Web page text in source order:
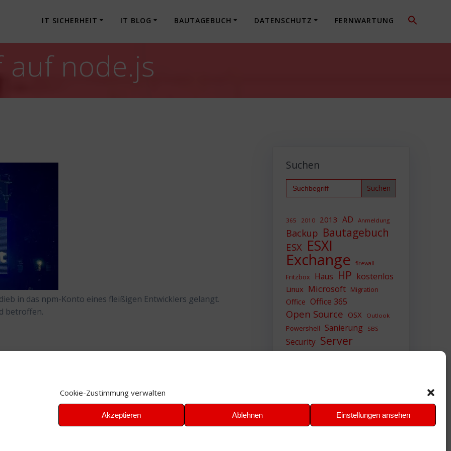
Cookie-Zustimmung verwalten
Akzeptieren Ablehnen Einstellungen ansehen
IT SICHERHEIT IT BLOG BAUTAGEBUCH DATENSCHUTZ FERNWARTUNG
node.js
in das npm-Konto eines fleißigen Entwicklers gelangt.
betroffen.
Suchen
Search
for:
365 2010 2013 AD Anmeldung
Backup Bautagebuch
ESX ESXI
Exchange firewall
Fritzbox Haus HP kostenlos
Linux Microsoft Migration
Office Office 365
Open Source OSX Outlook
Powershell Sanierung SBS
Security Server
Sicherheit SIEM
VMWare VPN WAZUH
Windows Zertifikat